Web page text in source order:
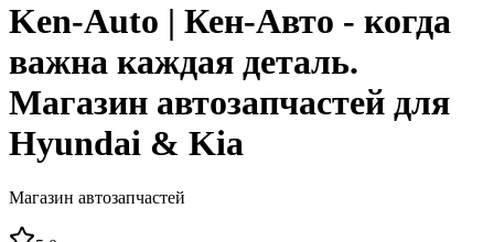
Ken-Auto | Кен-Авто - когда
важна каждая деталь.
Магазин автозапчастей для
Hyundai & Kia
Магазин автозапчастей